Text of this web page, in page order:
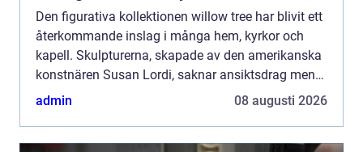
Den figurativa kollektionen willow tree har blivit ett
återkommande inslag i många hem, kyrkor och
kapell. Skulpturerna, skapade av den amerikanska
konstnären Susan Lordi, saknar ansiktsdrag men
upplevs ändå djupt personliga. Hemligheten ligger
admin 08 augusti 2026